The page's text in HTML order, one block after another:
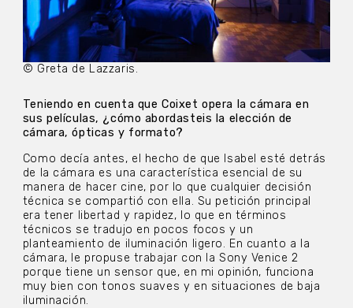
© Greta de Lazzaris.
Teniendo en cuenta que Coixet opera la cámara en
sus películas, ¿cómo abordasteis la elección de
cámara, ópticas y formato?
Como decía antes, el hecho de que Isabel esté detrás
de la cámara es una característica esencial de su
manera de hacer cine, por lo que cualquier decisión
técnica se compartió con ella. Su petición principal
era tener libertad y rapidez, lo que en términos
técnicos se tradujo en pocos focos y un
planteamiento de iluminación ligero. En cuanto a la
cámara, le propuse trabajar con la Sony Venice 2
porque tiene un sensor que, en mi opinión, funciona
muy bien con tonos suaves y en situaciones de baja
iluminación.